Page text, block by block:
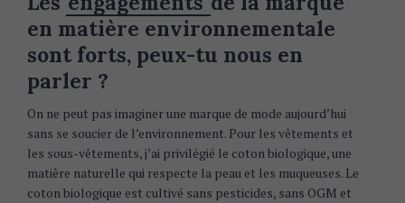
en matière environnementale
sont forts, peux-tu nous en
parler ?
On ne peut pas imaginer une marque de mode aujourd’hui
sans se soucier de l’environnement. Pour les vêtements et
les sous-vêtements, j’ai privilégié le coton biologique, une
matière naturelle qui respecte la peau et les muqueuses. Le
coton biologique est cultivé sans pesticides, sans OGM et